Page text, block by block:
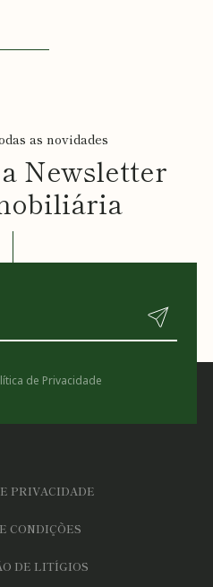
as novidades
Newsletter
de Privacidade
PRIVACIDADE
CONDIÇÕES
DE LITÍGIOS